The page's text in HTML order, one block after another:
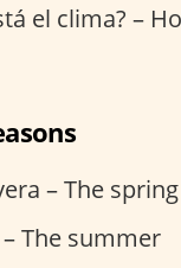
el clima? –
– The spring
The summer